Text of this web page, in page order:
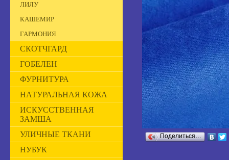
Поделиться…
ЛИЛУ
КАШЕМИР
ГАРМОНИЯ
СКОТЧГАРД
ГОБЕЛЕН
ФУРНИТУРА
НАТУРАЛЬНАЯ КОЖА
ИСКУССТВЕННАЯ
ЗАМША
УЛИЧНЫЕ ТКАНИ
НУБУК